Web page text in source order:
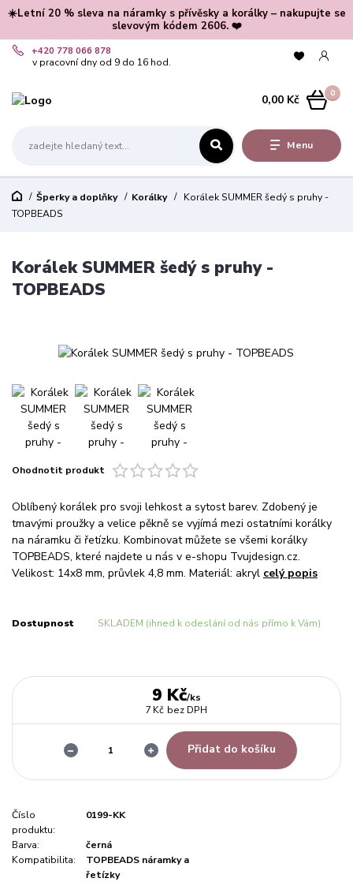
☀️Letní 20 % sleva na náramky s přívěsky a korálky – nakupujte se
slevovým kódem 2606. ❤️
Menu
+420 778 066 878
v pracovní dny od 9 do 16 hod.
0
0,00 Kč
Šperky a doplňky Korálky
Korálek SUMMER šedý s pruhy -
TOPBEADS
Korálek SUMMER šedý s pruhy -
TOPBEADS
Ohodnotit produkt
Oblíbený korálek pro svoji lehkost a sytost barev. Zdobený je
tmavými proužky a velice pěkně se vyjímá mezi ostatními korálky
na náramku či řetízku. Kombinovat můžete se všemi korálky
TOPBEADS, které najdete u nás v e-shopu Tvujdesign.cz.
Velikost: 14x8 mm, průvlek 4,8 mm. Materiál: akryl celý popis
Dostupnost SKLADEM (ihned k odeslání od nás přímo k Vám)
9 Kč/ks
7 Kč bez DPH
Přidat do košíku
Číslo
produktu:
0199-KK
Barva:
černá
Kompatibilita:
TOPBEADS náramky a
řetízky